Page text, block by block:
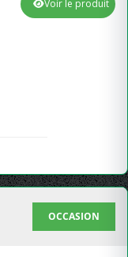
Voir le produit
OCCASION